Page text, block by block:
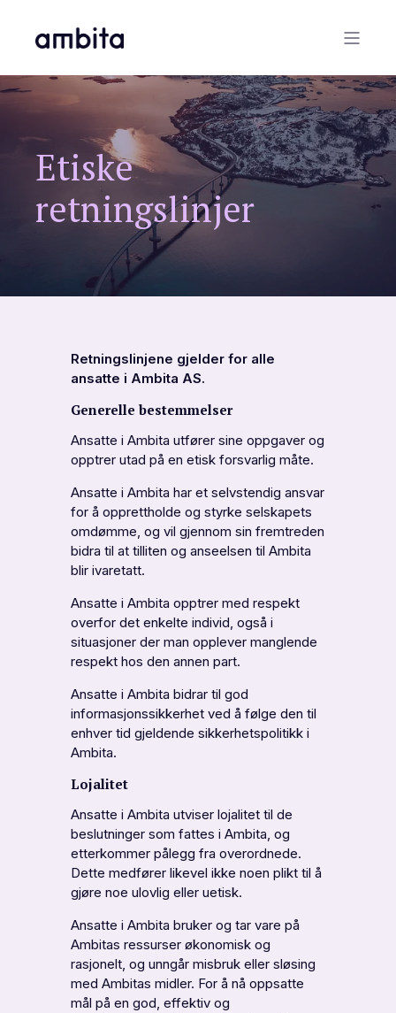
Etiske
retningslinjer
Retningslinjene gjelder for alle
ansatte i Ambita AS.
Generelle bestemmelser
Ansatte i Ambita utfører sine oppgaver og
opptrer utad på en etisk forsvarlig måte.
Ansatte i Ambita har et selvstendig ansvar
for å opprettholde og styrke selskapets
omdømme, og vil gjennom sin fremtreden
bidra til at tilliten og anseelsen til Ambita
blir ivaretatt.
Ansatte i Ambita opptrer med respekt
overfor det enkelte individ, også i
situasjoner der man opplever manglende
respekt hos den annen part.
Ansatte i Ambita bidrar til god
informasjonssikkerhet ved å følge den til
enhver tid gjeldende sikkerhetspolitikk i
Ambita.
Lojalitet
Ansatte i Ambita utviser lojalitet til de
beslutninger som fattes i Ambita, og
etterkommer pålegg fra overordnede.
Dette medfører likevel ikke noen plikt til å
gjøre noe ulovlig eller uetisk.
Ansatte i Ambita bruker og tar vare på
Ambitas ressurser økonomisk og
rasjonelt, og unngår misbruk eller sløsing
med Ambitas midler. For å nå oppsatte
mål på en god, effektiv og